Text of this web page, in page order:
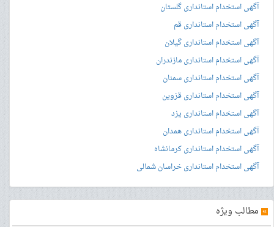
آگهی استخدام استانداری گلستان
آگهی استخدام استانداری قم
آگهی استخدام استانداری گیلان
آگهی استخدام استانداری مازندران
آگهی استخدام استانداری سمنان
آگهی استخدام استانداری قزوین
آگهی استخدام استانداری یزد
آگهی استخدام استانداری همدان
آگهی استخدام استانداری کرمانشاه
آگهی استخدام استانداری خراسان شمالی
» مطالب ویژه